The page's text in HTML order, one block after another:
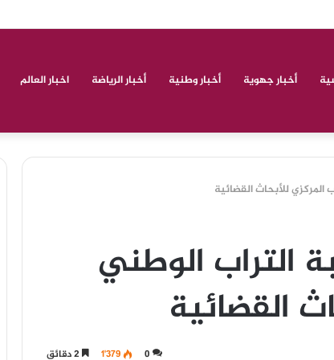
أبي الروحي
أخبار جهوية أخبار وطنية أخبار الرياضة اخبار العالم
المركزي للأبحاث القضائية
التراب الوطني
القضائية
0 1٬379